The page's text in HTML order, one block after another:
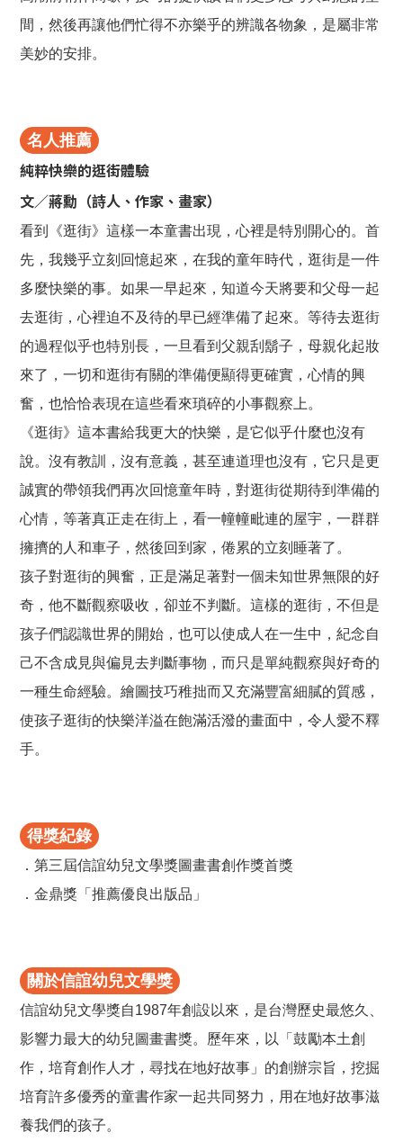
間，然後再讓他們忙得不亦樂乎的辨識各物象，是屬非常
美妙的安排。
名人推薦
純粹快樂的逛街體驗
文／蔣勳（詩人、作家、畫家）
看到《逛街》這樣一本童書出現，心裡是特別開心的。首
先，我幾乎立刻回憶起來，在我的童年時代，逛街是一件
多麼快樂的事。如果一早起來，知道今天將要和父母一起
去逛街，心裡迫不及待的早已經準備了起來。等待去逛街
的過程似乎也特別長，一旦看到父親刮鬍子，母親化起妝
來了，一切和逛街有關的準備便顯得更確實，心情的興
奮，也恰恰表現在這些看來瑣碎的小事觀察上。
《逛街》這本書給我更大的快樂，是它似乎什麼也沒有
說。沒有教訓，沒有意義，甚至連道理也沒有，它只是更
誠實的帶領我們再次回憶童年時，對逛街從期待到準備的
心情，等著真正走在街上，看一幢幢毗連的屋宇，一群群
擁擠的人和車子，然後回到家，倦累的立刻睡著了。
孩子對逛街的興奮，正是滿足著對一個未知世界無限的好
奇，他不斷觀察吸收，卻並不判斷。這樣的逛街，不但是
孩子們認識世界的開始，也可以使成人在一生中，紀念自
己不含成見與偏見去判斷事物，而只是單純觀察與好奇的
一種生命經驗。繪圖技巧稚拙而又充滿豐富細膩的質感，
使孩子逛街的快樂洋溢在飽滿活潑的畫面中，令人愛不釋
手。
得獎紀錄
．第三屆信誼幼兒文學獎圖畫書創作獎首獎
．金鼎獎「推薦優良出版品」
關於信誼幼兒文學獎
信誼幼兒文學獎自1987年創設以來，是台灣歷史最悠久、
影響力最大的幼兒圖畫書獎。歷年來，以「鼓勵本土創
作，培育創作人才，尋找在地好故事」的創辦宗旨，挖掘
培育許多優秀的童書作家一起共同努力，用在地好故事滋
養我們的孩子。